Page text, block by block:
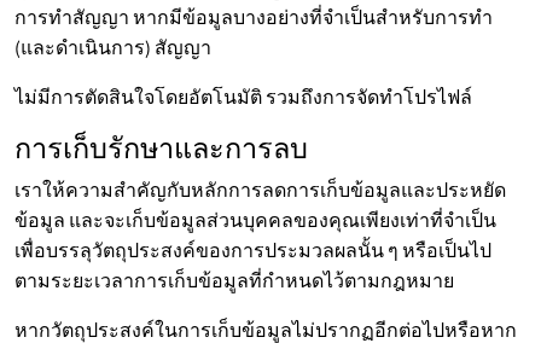
การทำสัญญา หากมีข้อมูลบางอย่างที่จำเป็นสำหรับการทำ
(และดำเนินการ) สัญญา
ไม่มีการตัดสินใจโดยอัตโนมัติ รวมถึงการจัดทำโปรไฟล์
การเก็บรักษาและการลบ
เราให้ความสำคัญกับหลักการลดการเก็บข้อมูลและประหยัด
ข้อมูล และจะเก็บข้อมูลส่วนบุคคลของคุณเพียงเท่าที่จำเป็น
เพื่อบรรลุวัตถุประสงค์ของการประมวลผลนั้น ๆ หรือเป็นไป
ตามระยะเวลาการเก็บข้อมูลที่กำหนดไว้ตามกฎหมาย
หากวัตถุประสงค์ในการเก็บข้อมูลไม่ปรากฏอีกต่อไปหรือหาก